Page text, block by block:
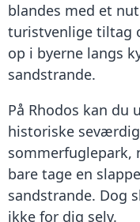
blandes med et
turistvenlige tiltag
op i byerne langs
sandstrande.
På Rhodos kan du
historiske
sommerfuglepark,
bare tage en
sandstrande. Dog
ikke for dig selv.